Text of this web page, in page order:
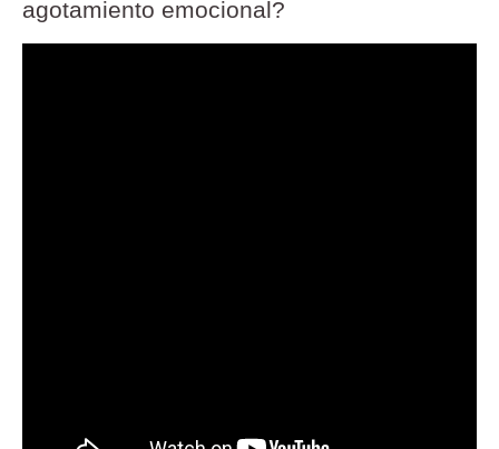
agotamiento emocional?